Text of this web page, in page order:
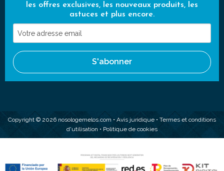
les offres exclusives, les nouveaux produits, les
astuces et plus encore.
Votre
adresse
email
S'abonner
Copyright © 2026 nosologemelos.com • Avis juridique • Termes et conditions
d'utilisation • Politique de cookies